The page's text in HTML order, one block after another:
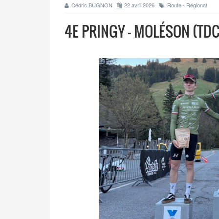
Cédric BUGNON 22 avril 2026 Route - Régional
4E PRINGY - MOLÉSON